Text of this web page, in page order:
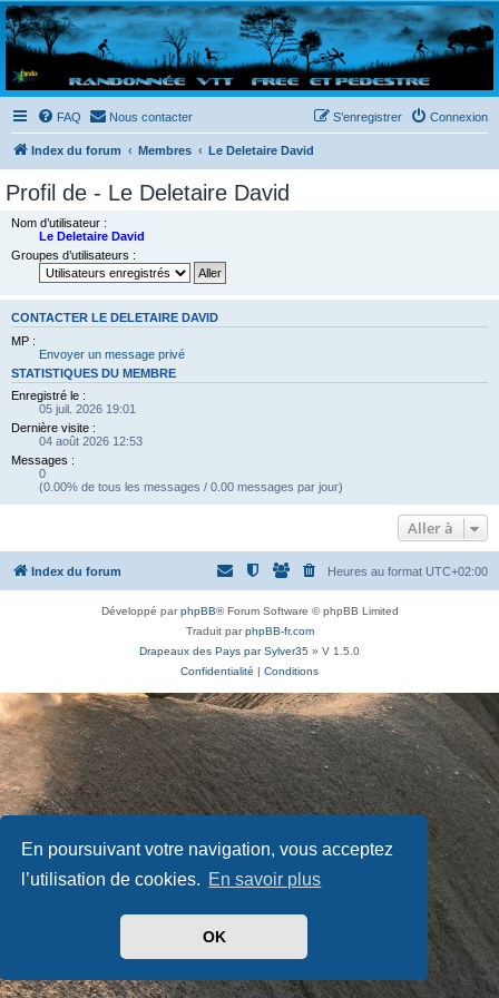
En poursuivant votre navigation, vous acceptez
l’utilisation de cookies. En savoir plus
OK
Randovttfree.fr
Bienvenue sur le site des randos vtt et pédestre de Bretagne . Bonne navigation sur le site
et bonnes randos dans l'Ouest !
FAQ Nous contacter Connexion
S’enregistrer
Index du forum Membres Le Deletaire David
Profil de - Le Deletaire David
Nom d’utilisateur :
Le Deletaire David
Groupes d’utilisateurs :
CONTACTER LE DELETAIRE DAVID
MP :
Envoyer un message privé
STATISTIQUES DU MEMBRE
Enregistré le :
05 juil. 2026 19:01
Dernière visite :
04 août 2026 12:53
Messages :
0
(0.00% de tous les messages / 0.00 messages par jour)
Aller à
Index du forum Heures au format UTC+02:00
Développé parphpBB® Forum Software © phpBB Limited
Traduit parphpBB-fr.com
Drapeaux des Pays par Sylver35 » V 1.5.0
Confidentialité | Conditions